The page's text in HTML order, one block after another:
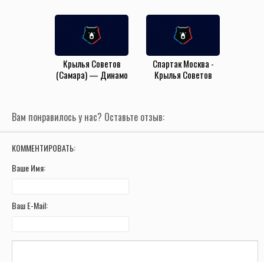
Крылья Советов
(Самара) — Динамо
Спартак Москва -
Крылья Советов
Вам понравилось у нас? Оставьте отзыв:
КОММЕНТИРОВАТЬ:
Ваше Имя:
Ваш E-Mail: